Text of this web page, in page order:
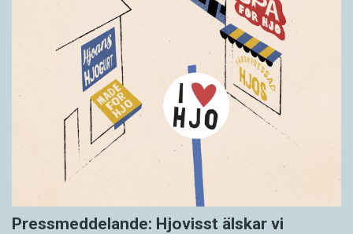
Pressmeddelande: Hjovisst älskar vi